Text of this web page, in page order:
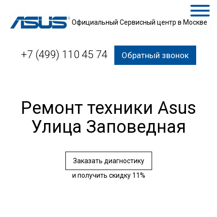
Официальный Сервисный центр в Москве
+7 (499) 110 45 74 Обратный звонок
Ремонт техники Asus
Улица Заповедная
Заказать диагностику
и получить скидку 11%